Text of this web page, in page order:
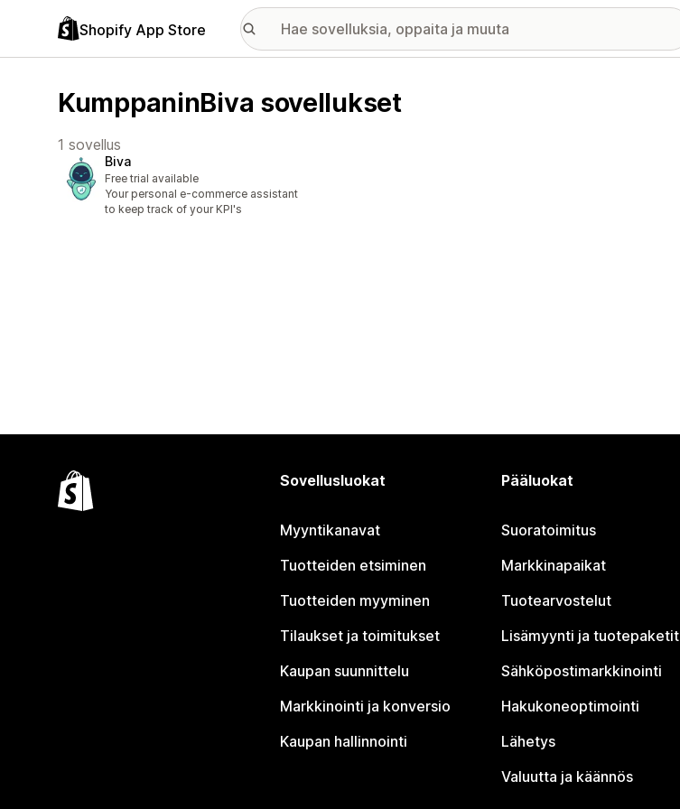
Shopify App Store
KumppaninBiva sovellukset
1 sovellus
Biva
Free trial available
Your personal e-commerce assistant
to keep track of your KPI's
Sovellusluokat
Myyntikanavat
Tuotteiden etsiminen
Tuotteiden myyminen
Tilaukset ja toimitukset
Kaupan suunnittelu
Markkinointi ja konversio
Kaupan hallinnointi
Pääluokat
Suoratoimitus
Markkinapaikat
Tuotearvostelut
Lisämyynti ja tuotepaketit
Sähköpostimarkkinointi
Hakukoneoptimointi
Lähetys
Valuutta ja käännös